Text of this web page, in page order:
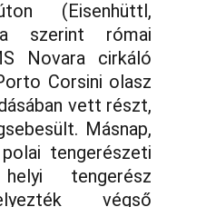
(Eisenhüttl,
szerint római
Novara cirkáló
Corsini olasz
vett részt,
Másnap,
tengerészeti
tengerész
végső